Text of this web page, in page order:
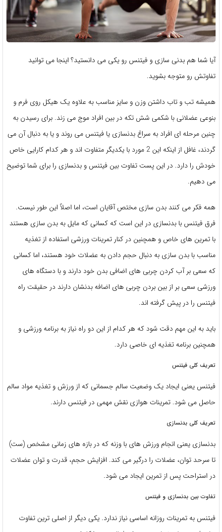
آیا شما هم بدنی سازی و فیتنس رو یکی می دانستید؟ اینجا می توانید
تفاوتش رو متوجه بشوید.
همیشه تب و تاب داشتن وزن و سایز مناسب به علاوه یک هیکل روی فرم و
بنوعی عضلانی با شکمی شش تکه در بین افراد موج می زند. برای رسیدن به
چنین مرحله ای افراد به سراغ بدنسازی یا فیتنس می روند و یا به دنبال آن می
گردند، غافل از اینکه این 2 مورد با یکدیگر متفاوت اند و هر کدام کارایی خاص
خودش را دارد. در این پست تفاوت بین فیتنس و بدنسازی را برای شما توضیح
می دهیم.
همه فکر می کنند بدن سازی مختص آقایان است، اما اصلاً این طور نیست.
فرق فیتنس با بدنسازی در این است که کسانی که مایل به بدن سازی هستند
با تمرین های خاص و همچنین در کنار تمرینات ورزشی استفاده از تغذیه
مناسب با بدن سازی به دنبال حجم دادن به عضلات خود هستند، اما کسانی
که سعی بر آب کردن چربی های اضافی بدن خود دارند و با دستگاه های
ورزشی سعی بر از بین بردن چربی های اضافه بدنشان دارند در حقیقت راه
فیتنس را در پیش گرفته اند.
باید به این مهم دقت شود که هر کدام از این دو راه نیاز به برنامه ورزشی و
همچنین برنامه تغذیه ای خاصی دارد.
تعریف کلی فیتنس
فیتنس یعنی ایجاد یک وضعیت سالم جسمانی که از ورزش و تغذیه مواد سالم
حاصل می شود. تمرینات هوازی نقش مهمی در فیتنس دارند.
تعریف کلی بدنسازی
بدنسازی یعنی انجام ورزش های با وزنه که در بازه های زمانی مشخص (ست)
تا سرحد توان، عضلات را درگیر می کند. افزایش حجم، قدرت و توان عضلات
در استراحت پس از تمرین ایجاد می شود.
تفاوت بین بدنسازی و فیتنس
فیتنس به تمرینات روزانه اساسی نیاز ندارد. یکی دیگر از اصلی ترین تفاوت